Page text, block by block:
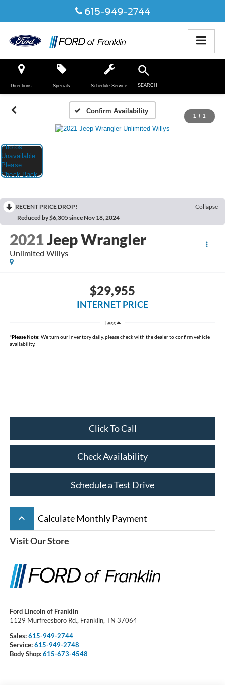
615-949-2744
Directions SEARCH
Specials Schedule Service
Confirm Availability
1 / 1
RECENT PRICE DROP!
Collapse
Reduced by $6,305 since Nov 18, 2024
2021Jeep Wrangler
Unlimited Willys
$29,955
INTERNET PRICE
Less
*Please Note: We turn our inventory daily, please check with the dealer to confirm vehicle
availability.
Click To Call
Check Availability
Schedule a Test Drive
keyboard_arrow_up Calculate Monthly Payment
Visit Our Store
Ford Lincoln of Franklin
1129 Murfreesboro Rd., Franklin, TN 37064
Sales:615-949-2744
Service:615-949-2748
Body Shop:615-673-4548